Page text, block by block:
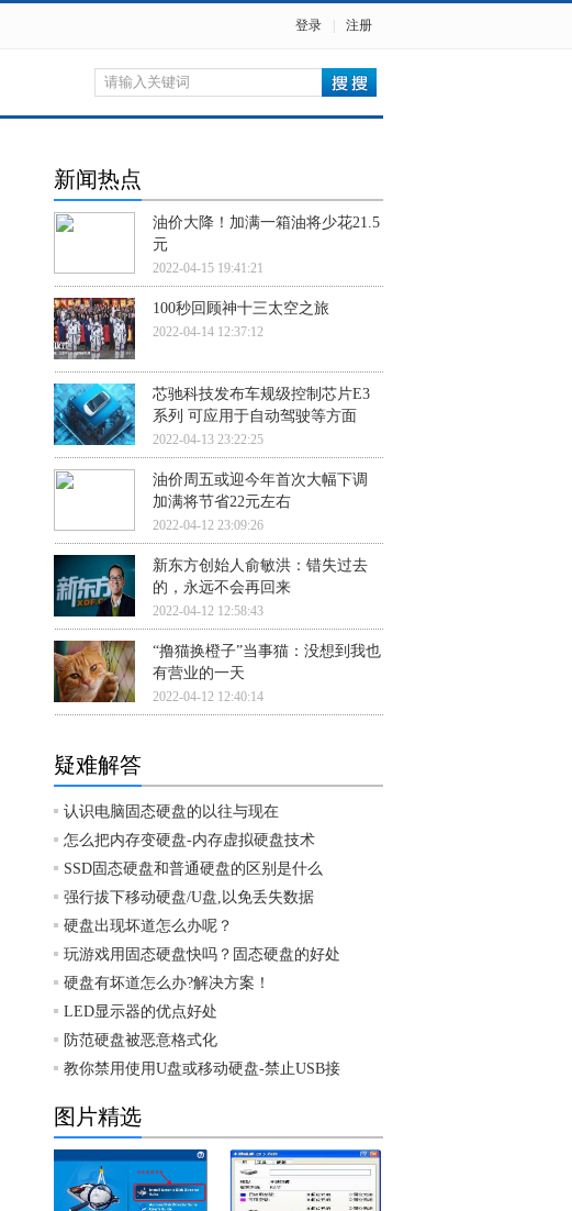
登录 注册
新闻热点
油价大降！加满一箱油将少花21.5
元
2022-04-15 19:41:21
100秒回顾神十三太空之旅
2022-04-14 12:37:12
芯驰科技发布车规级控制芯片E3
系列 可应用于自动驾驶等方面
2022-04-13 23:22:25
油价周五或迎今年首次大幅下调
加满将节省22元左右
2022-04-12 23:09:26
新东方创始人俞敏洪：错失过去
的，永远不会再回来
2022-04-12 12:58:43
“撸猫换橙子”当事猫：没想到我也
有营业的一天
2022-04-12 12:40:14
疑难解答
认识电脑固态硬盘的以往与现在
怎么把内存变硬盘-内存虚拟硬盘技术
SSD固态硬盘和普通硬盘的区别是什么
强行拔下移动硬盘/U盘,以免丢失数据
硬盘出现坏道怎么办呢？
玩游戏用固态硬盘快吗？固态硬盘的好处
硬盘有坏道怎么办?解决方案！
LED显示器的优点好处
防范硬盘被恶意格式化
教你禁用使用U盘或移动硬盘-禁止USB接
图片精选